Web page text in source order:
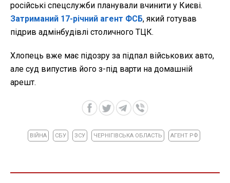
російські спецслужби планували вчинити у Києві.
Затриманий 17-річний агент ФСБ, який готував
підрив адмінбудівлі столичного ТЦК.
Хлопець вже має підозру за підпал військових авто,
але суд випустив його з-під варти на домашній
арешт.
ВІЙНА СБУ ЗСУ ЧЕРНІГІВСЬКА ОБЛАСТЬ АГЕНТ РФ